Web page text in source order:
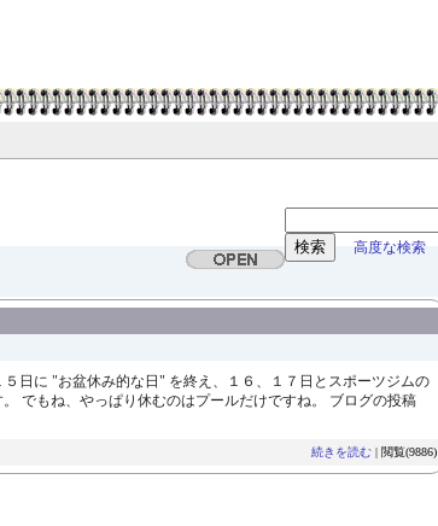
高度な検索
日に "お盆休み的な日" を終え、１６、１７日とスポーツジムの
でもね、やっぱり休むのはプールだけですね。 ブログの投稿
続きを読む | 閲覧(9886)